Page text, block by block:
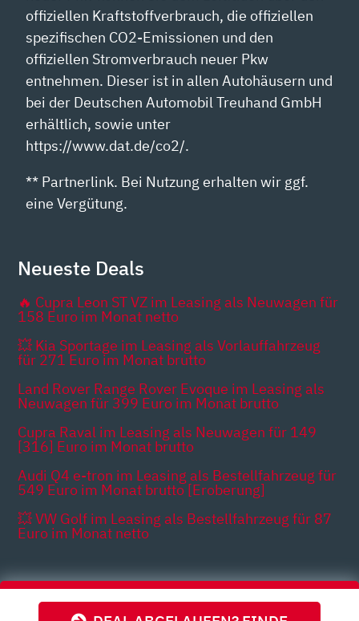
offiziellen Kraftstoffverbrauch, die offiziellen
spezifischen CO2-Emissionen und den
offiziellen Stromverbrauch neuer Pkw
entnehmen. Dieser ist in allen Autohäusern und
bei der Deutschen Automobil Treuhand GmbH
erhältlich, sowie unter
https://www.dat.de/co2/.
** Partnerlink. Bei Nutzung erhalten wir ggf.
eine Vergütung.
Neueste Deals
🔥 Cupra Leon ST VZ im Leasing als Neuwagen für
158 Euro im Monat netto
💥 Kia Sportage im Leasing als Vorlauffahrzeug
für 271 Euro im Monat brutto
Land Rover Range Rover Evoque im Leasing als
Neuwagen für 399 Euro im Monat brutto
Cupra Raval im Leasing als Neuwagen für 149
[316] Euro im Monat brutto
Audi Q4 e-tron im Leasing als Bestellfahrzeug für
549 Euro im Monat brutto [Eroberung]
💥 VW Golf im Leasing als Bestellfahrzeug für 87
Euro im Monat netto